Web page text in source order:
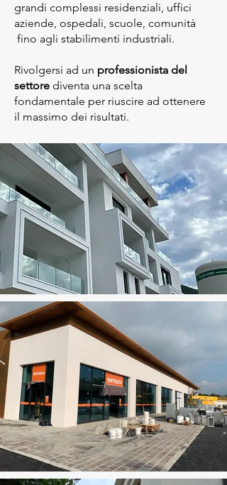
grandi complessi residenziali, uffici
aziende, ospedali, scuole, comunità
fino agli stabilimenti industriali.
Rivolgersi ad un professionista del
settore diventa una scelta
fondamentale per riuscire ad ottenere
il massimo dei risultati.